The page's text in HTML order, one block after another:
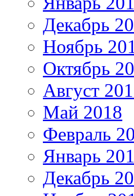
Декабрь
Ноябрь
Октябрь
Август
Май 2018
Февраль
Январь
Декабрь